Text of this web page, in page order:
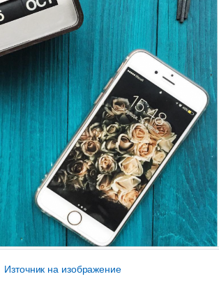
Източник на изображение